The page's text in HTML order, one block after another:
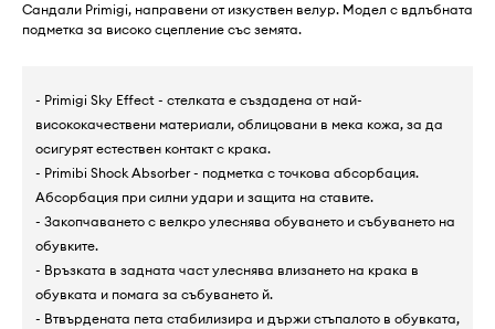
Сандали Primigi, направени от изкуствен велур. Модел с вдлъбната
подметка за високо сцепление със земята.
- Primigi Sky Effect - стелката е създадена от най-
висококачествени материали, облицовани в мека кожа, за да
осигурят естествен контакт с крака.
- Primibi Shock Absorber - подметка с точкова абсорбация.
Абсорбация при силни удари и защита на ставите.
- Закопчаването с велкро улеснява обуването и събуването на
обувките.
- Връзката в задната част улеснява влизането на крака в
обувката и помага за събуването й.
- Втвърдената пета стабилизира и държи стъпалото в обувката,